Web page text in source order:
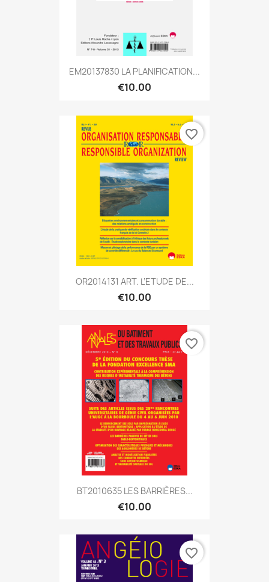
EM20137830 LA PLANIFICATION...
€10.00
OR2014131 ART. L’ETUDE DE...
€10.00
favorite_border
BT2010635 LES BARRIÈRES...
€10.00
favorite_border
favorite_border